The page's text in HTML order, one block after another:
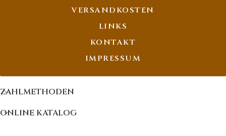
VERSANDKOSTEN
LINKS
KONTAKT
IMPRESSUM
ZAHLMETHODEN
ONLINE KATALOG